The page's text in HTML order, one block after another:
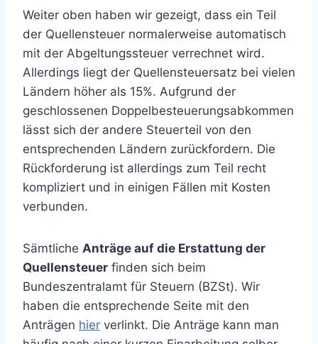
Weiter oben haben wir gezeigt, dass ein Teil
der Quellensteuer normalerweise automatisch
mit der Abgeltungssteuer verrechnet wird.
Allerdings liegt der Quellensteuersatz bei vielen
Ländern höher als 15%. Aufgrund der
geschlossenen Doppelbesteuerungsabkommen
lässt sich der andere Steuerteil von den
entsprechenden Ländern zurückfordern. Die
Rückforderung ist allerdings zum Teil recht
kompliziert und in einigen Fällen mit Kosten
verbunden.
Sämtliche Anträge auf die Erstattung der
Quellensteuer finden sich beim
Bundeszentralamt für Steuern (BZSt). Wir
haben die entsprechende Seite mit den
Anträgen hier verlinkt. Die Anträge kann man